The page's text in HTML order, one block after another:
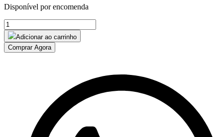
Disponível por encomenda
Conjunto
Paris
mesa
madeira
Adicionar ao carrinho
Comprar Agora